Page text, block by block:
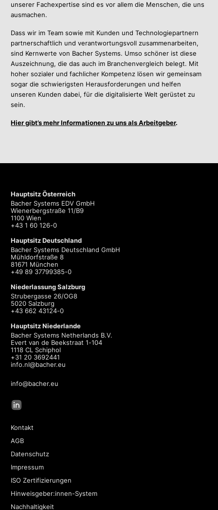
unserer Fachexpertise sind es vor allem die Menschen, die uns
ausmachen.
Dass wir im Team sowie mit Kunden und Technologiepartnern
partnerschaftlich und verantwortungsvoll zusammenarbeiten,
sind Kernwerte von Bacher Systems. Umso schöner ist diese
Auszeichnung, die das auch im Branchenvergleich belegt. Mit
hoher sozialer und fachlicher Kompetenz lösen wir gemeinsam
sogar die schwierigsten Herausforderungen und helfen
unseren Kunden dabei, für die digitalisierte Welt gerüstet zu
sein.
Hier gibt’s mehr Informationen zu uns als Arbeitgeber.
Hauptsitz Österreich
Bacher Systems EDV GmbH
Wienerbergstraße 11/B9
1100 Wien
+43 1 60 126-0
Hauptsitz Deutschland
Bacher Systems Deutschland GmbH
Mühldorfstraße 8
81671 München
+49 89 37799385-0
Niederlassung Salzburg
Strubergasse 26/OG8
5020 Salzburg
+43 662 43124-0
Hauptsitz Niederlande
Bacher Systems Netherlands B.V.
Evert van de Beekstraat 1-104
1118 CL Schiphol
+31 20 3692441
info.nl@bacher.eu
info@bacher.eu
Kontakt
AGB
Datenschutz
Impressum
ISO Zertifizierungen
Hinweisgeber:innen-System
Nachhaltigkeit